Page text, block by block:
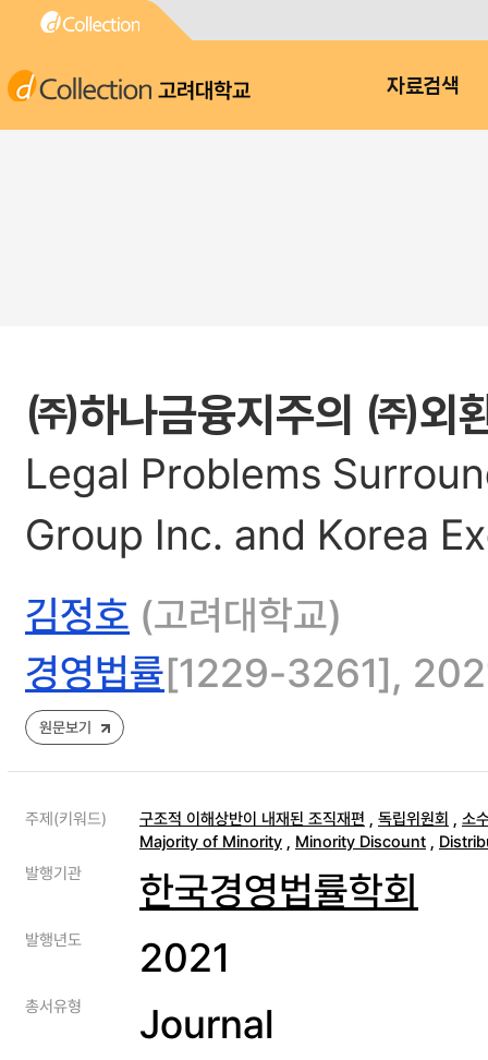
고려대학교 자료검색
㈜하나금융지주의 ㈜외
Legal Problems
Group Inc. and Korea
김정호 (고려대학교)
경영법률[1229-3261],
원문보기
주제(키워드) 구조적 이해상반이 내재된 조직재편 , 독립위원회 , 소
Majority of Minority , Minority Discount ,
발행기관
한국경영법률학회
발행년도 2021
총서유형 Journal